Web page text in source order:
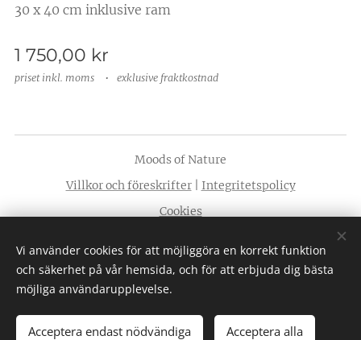
30 x 40 cm inklusive ram
1 750,00 kr
priset inkl. moms exklusive fraktkostnad
Lägg i kundvagnen
Moods of Nature
Villkor och föreskrifter| Integritetspolicy
Cookies
Språk
Svenska
American English
Vi använder cookies för att möjliggöra en korrekt funktion
och säkerhet på vår hemsida, och för att erbjuda dig bästa
möjliga användarupplevelse.
Acceptera endast nödvändiga Acceptera alla